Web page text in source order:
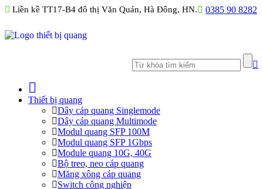
Liền kề TT17-B4 đô thị Văn Quán, Hà Đông, HN. 0385 90 8282
Thiết bị quang
Dây cáp quang Singlemode
Dây cáp quang Multimode
Modul quang SFP 100M
Modul quang SFP 1Gbps
Module quang 10G, 40G
Bộ treo, neo cáp quang
Măng xông cáp quang
Switch công nghiệp